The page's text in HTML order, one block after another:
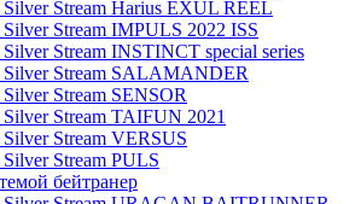
Stream Harius EXUL REEL
Stream IMPULS 2022 ISS
Stream INSTINCT special series
Stream SALAMANDER
Stream SENSOR
Stream TAIFUN 2021
Stream VERSUS
Stream PULS
бейтранер